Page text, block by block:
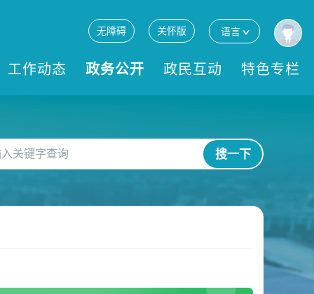
无障碍 关怀版 语言
工作动态 政务公开 政民互动 特色专栏
搜一下